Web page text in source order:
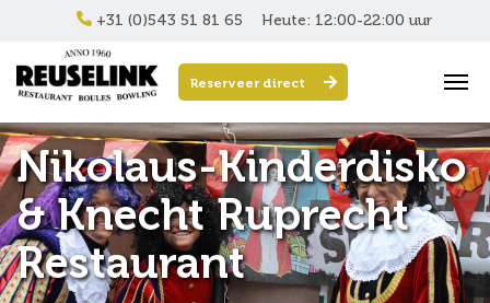
+31 (0)543 51 81 65 Heute: 12:00-22:00 uur
Reserveer direct
Nikolaus-Kinderdisko
& Knecht Ruprecht
Restaurant